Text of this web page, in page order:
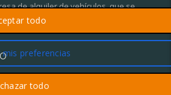
de alquiler de vehículos, que se
y el gran servicio al cliente.
98